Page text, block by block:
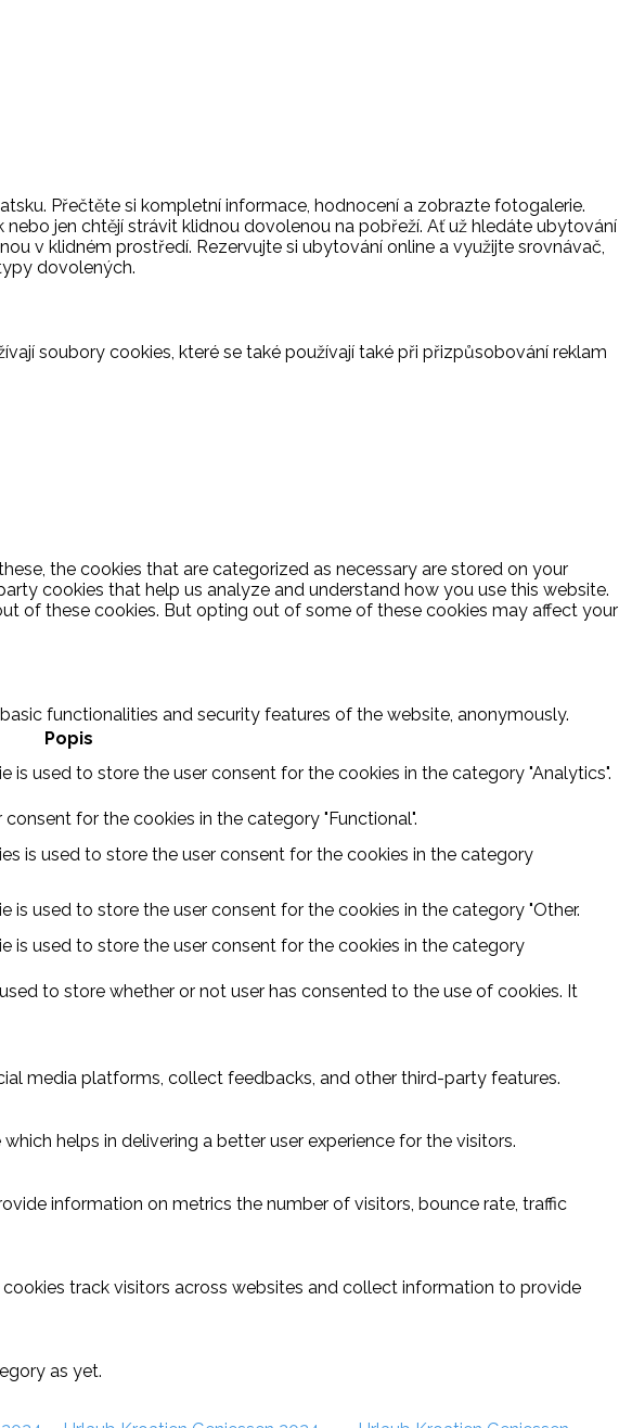
Přečtěte si kompletní informace, hodnocení a zobrazte fotogalerie.
jen chtějí strávit klidnou dovolenou na pobřeží. Ať už hledáte ubytování
v klidném prostředí. Rezervujte si ubytování online a využijte srovnávač,
dovolených.
soubory cookies, které se také používají také při přizpůsobování reklam
the cookies that are categorized as necessary are stored on your
cookies that help us analyze and understand how you use this website.
of these cookies. But opting out of some of these cookies may affect your
functionalities and security features of the website, anonymously.
Popis
is used to store the user consent for the cookies in the category "Analytics".
for the cookies in the category "Functional".
is used to store the user consent for the cookies in the category
is used to store the user consent for the cookies in the category "Other.
is used to store the user consent for the cookies in the category
to store whether or not user has consented to the use of cookies. It
media platforms, collect feedbacks, and other third-party features.
helps in delivering a better user experience for the visitors.
information on metrics the number of visitors, bounce rate, traffic
track visitors across websites and collect information to provide
as yet.